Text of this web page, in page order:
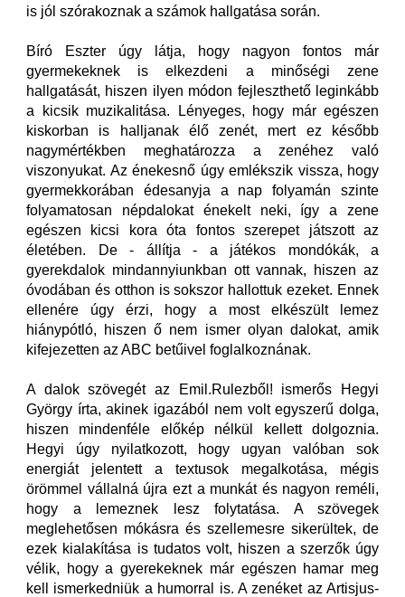
is jól szórakoznak a számok hallgatása során.
Bíró Eszter úgy látja, hogy nagyon fontos már
gyermekeknek is elkezdeni a minőségi zene
hallgatását, hiszen ilyen módon fejleszthető leginkább
a kicsik muzikalitása. Lényeges, hogy már egészen
kiskorban is halljanak élő zenét, mert ez később
nagymértékben meghatározza a zenéhez való
viszonyukat. Az énekesnő úgy emlékszik vissza, hogy
gyermekkorában édesanyja a nap folyamán szinte
folyamatosan népdalokat énekelt neki, így a zene
egészen kicsi kora óta fontos szerepet játszott az
életében. De - állítja - a játékos mondókák, a
gyerekdalok mindannyiunkban ott vannak, hiszen az
óvodában és otthon is sokszor hallottuk ezeket. Ennek
ellenére úgy érzi, hogy a most elkészült lemez
hiánypótló, hiszen ő nem ismer olyan dalokat, amik
kifejezetten az ABC betűivel foglalkoznának.
A dalok szövegét az Emil.Rulezből! ismerős Hegyi
György írta, akinek igazából nem volt egyszerű dolga,
hiszen mindenféle előkép nélkül kellett dolgoznia.
Hegyi úgy nyilatkozott, hogy ugyan valóban sok
energiát jelentett a textusok megalkotása, mégis
örömmel vállalná újra ezt a munkát és nagyon reméli,
hogy a lemeznek lesz folytatása. A szövegek
meglehetősen mókásra és szellemesre sikerültek, de
ezek kialakítása is tudatos volt, hiszen a szerzők úgy
vélik, hogy a gyerekeknek már egészen hamar meg
kell ismerkedniük a humorral is. A zenéket az Artisjus-